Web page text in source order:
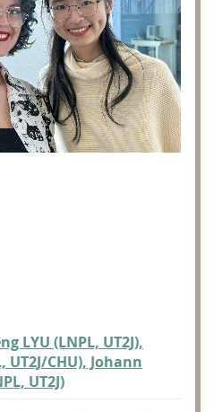
LYU (LNPL, UT2J),
UT2J/CHU), Johann
UT2J)